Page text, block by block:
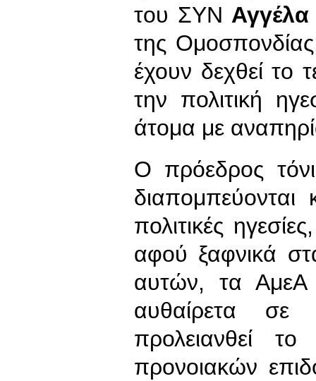
του ΣΥΝ
της
έχουν δεχθεί το
την πολιτική
άτομα με
Ο πρόεδρος
διαπομπεύονται
πολιτικές
αφού ξαφνικά
αυτών, τα ΑμεΑ
αυθαίρετα σε
προλειανθεί
προνοιακών